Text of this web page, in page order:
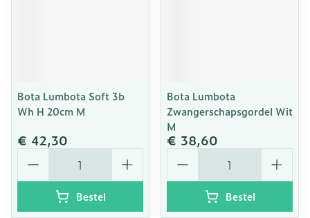
Bota Lumbota Soft 3b
Wh H 20cm M
€ 42,30
Aantal
Bestel
Bota Lumbota
Zwangerschapsgordel Wit
M
€ 38,60
Aantal
Bestel